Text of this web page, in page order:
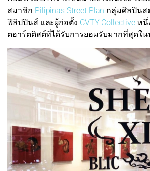
สมาชิก Pilipinas Street Plan กลุ่มศิลปินส
ฟิลิปปินส์ และผู้ก่อตั้ง CVTY Collective หนึ่
ตอาร์ตติสต์ที่ได้รับการยอมรับมากที่สุดใน